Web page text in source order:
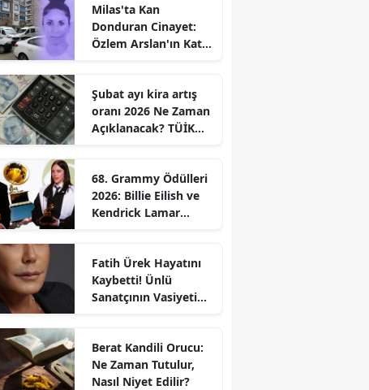
Milas'ta Kan
Donduran Cinayet:
Özlem Arslan'ın Katili
Şubat ayı kira artış
oranı 2026 Ne Zaman
Açıklanacak? TÜİK
68. Grammy Ödülleri
2026: Billie Eilish ve
Kendrick Lamar
Fatih Ürek Hayatını
Kaybetti! Ünlü
Sanatçının Vasiyeti
Berat Kandili Orucu:
Ne Zaman Tutulur,
Nasıl Niyet Edilir?